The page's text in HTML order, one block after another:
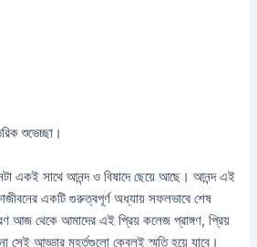
শুভেচ্ছা।
একই সাথে আনন্দ ও বিষাদে ছেয়ে আছে। আনন্দ এই
একটি গুরুত্বপূর্ণ অধ্যায় সফলভাবে শেষ
আজ থেকে আমাদের এই প্রিয় কলেজ প্রাঙ্গণ, প্রিয়
সেই আড্ডার মুহূর্তগুলো কেবলই স্মৃতি হয়ে যাবে।